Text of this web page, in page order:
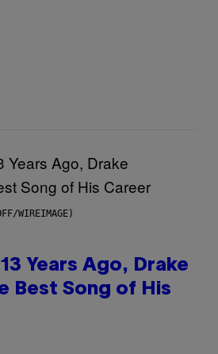
WIREIMAGE)
Years Ago, Drake
Best Song of His